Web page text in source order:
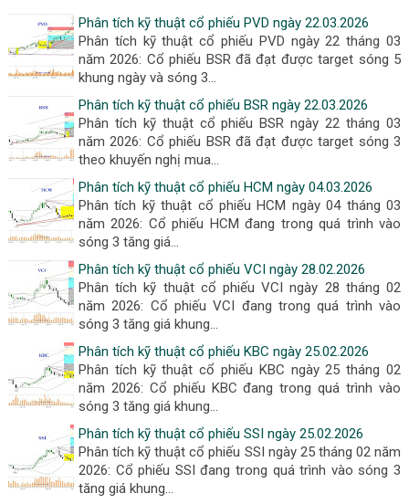
Phân tích kỹ thuật cổ phiếu PVD ngày 22.03.2026
Phân tích kỹ thuật cổ phiếu PVD ngày 22 tháng 03
năm 2026: Cổ phiếu BSR đã đạt được target sóng 5
khung ngày và sóng 3...
Phân tích kỹ thuật cổ phiếu BSR ngày 22.03.2026
Phân tích kỹ thuật cổ phiếu BSR ngày 22 tháng 03
năm 2026: Cổ phiếu BSR đã đạt được target sóng 3
theo khuyến nghị mua...
Phân tích kỹ thuật cổ phiếu HCM ngày 04.03.2026
Phân tích kỹ thuật cổ phiếu HCM ngày 04 tháng 03
năm 2026: Cổ phiếu HCM đang trong quá trình vào
sóng 3 tăng giá...
Phân tích kỹ thuật cổ phiếu VCI ngày 28.02.2026
Phân tích kỹ thuật cổ phiếu VCI ngày 28 tháng 02
năm 2026: Cổ phiếu VCI đang trong quá trình vào
sóng 3 tăng giá khung...
Phân tích kỹ thuật cổ phiếu KBC ngày 25.02.2026
Phân tích kỹ thuật cổ phiếu KBC ngày 25 tháng 02
năm 2026: Cổ phiếu KBC đang trong quá trình vào
sóng 3 tăng giá khung...
Phân tích kỹ thuật cổ phiếu SSI ngày 25.02.2026
Phân tích kỹ thuật cổ phiếu SSI ngày 25 tháng 02 năm
2026: Cổ phiếu SSI đang trong quá trình vào sóng 3
tăng giá khung...